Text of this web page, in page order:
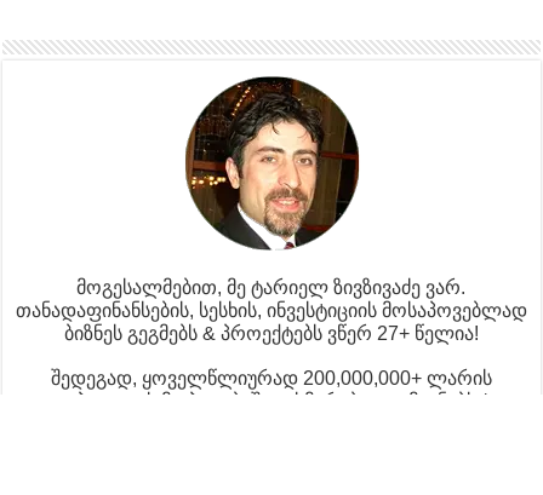
მოგესალმებით, მე ტარიელ ზივზივაძე ვარ.
თანადაფინანსების, სესხის, ინვესტიციის მოსაპოვებლად
ბიზნეს გეგმებს & პროექტებს ვწერ 27+ წელია!
შედეგად, ყოველწლიურად 200,000,000+ ლარის
კაპიტალის მოპოვებაში ვეხმარები ადამიანებს /